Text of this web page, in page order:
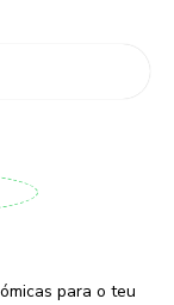
para o teu